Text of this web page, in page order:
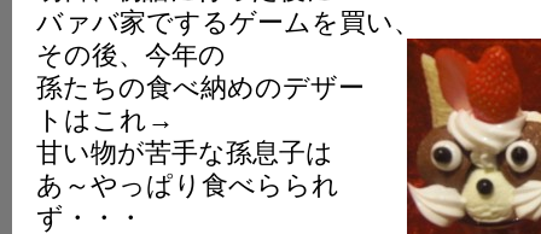
バァバ家でするゲームを買い、
その後、今年の
孫たちの食べ納めのデザー
トはこれ→
甘い物が苦手な孫息子は
あ～やっぱり食べらられ
ず・・・